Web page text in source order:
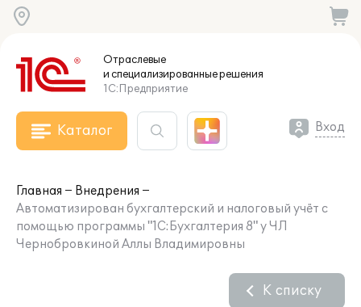
Отраслевые
и специализированныерешения
1С:Предприятие
Каталог Вход
Главная
Внедрения
Автоматизирован бухгалтерский и налоговый учёт с
помощью программы "1С:Бухгалтерия 8" у ЧЛ
Чернобровкиной Аллы Владимировны
К списку